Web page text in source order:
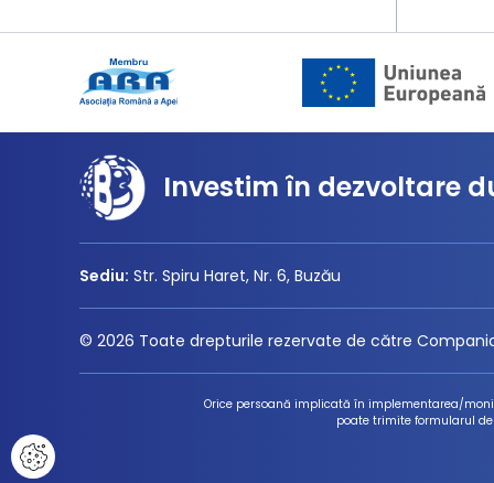
Investim în dezvoltare
Sediu: Str. Spiru Haret, Nr. 6, Buzău
© 2026 Toate drepturile rezervate de către Compania
Orice persoană implicată în implementarea/
poate trimite formularul